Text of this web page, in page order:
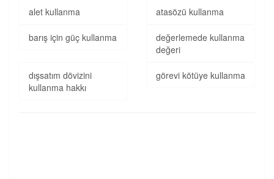
alet kullanma atasözü kullanma
barış için güç kullanma
değerlemede kullanma
değeri
dışsatım dövizini
kullanma hakkı
görevi kötüye kullanma